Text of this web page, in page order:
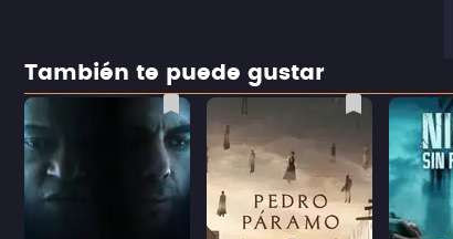
También te puede gustar